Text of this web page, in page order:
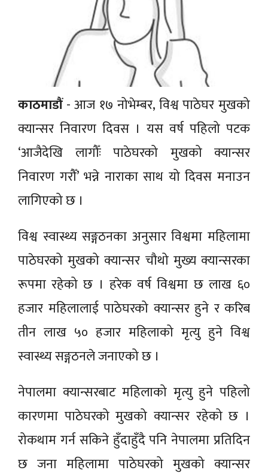
काठमाडौं- आज १७ नोभेम्बर, विश्व पाठेघर मुखको
क्यान्सर निवारण दिवस । यस वर्ष पहिलो पटक
‘आजैदेखि लागौँः पाठेघरको मुखको क्यान्सर
निवारण गरौँ’ भन्ने नाराका साथ यो दिवस मनाउन
लागिएको छ ।
विश्व स्वास्थ्य सङ्गठनका अनुसार विश्वमा महिलामा
पाठेघरको मुखको क्यान्सर चौथो मुख्य क्यान्सरका
रूपमा रहेको छ । हरेक वर्ष विश्वमा छ लाख ६०
हजार महिलालाई पाठेघरको क्यान्सर हुने र करिब
तीन लाख ५० हजार महिलाको मृत्यु हुने विश्व
स्वास्थ्य सङ्गठनले जनाएको छ ।
नेपालमा क्यान्सरबाट महिलाको मृत्यु हुने पहिलो
कारणमा पाठेघरको मुखको क्यान्सर रहेको छ ।
रोकथाम गर्न सकिने हुँदाहुँदै पनि नेपालमा प्रतिदिन
छ जना महिलामा पाठेघरको मुखको क्यान्सर